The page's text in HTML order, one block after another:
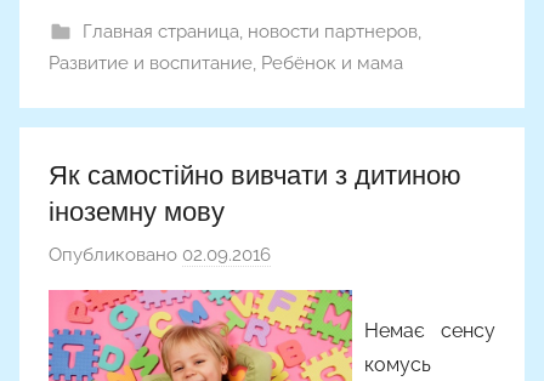
Главная страница, новости партнеров,
Развитие и воспитание, Ребёнок и мама
Як самостійно вивчати з дитиною
іноземну мову
Опубликовано 02.09.2016
в
т
о
Немає сенсу
комусь